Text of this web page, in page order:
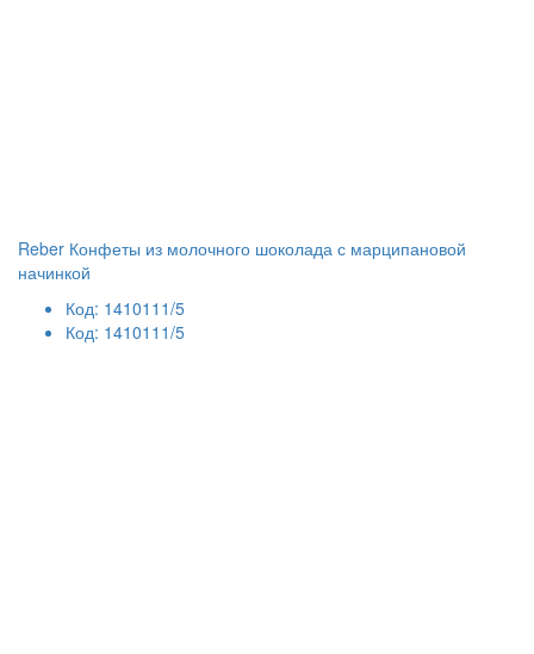
Reber Конфеты из молочного шоколада с марципановой
начинкой
Код: 1410111/5
Код: 1410111/5